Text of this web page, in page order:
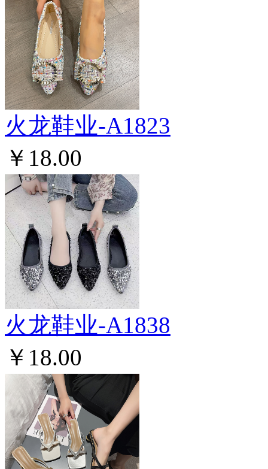
火龙鞋业-A1823
￥18.00
火龙鞋业-A1838
￥18.00